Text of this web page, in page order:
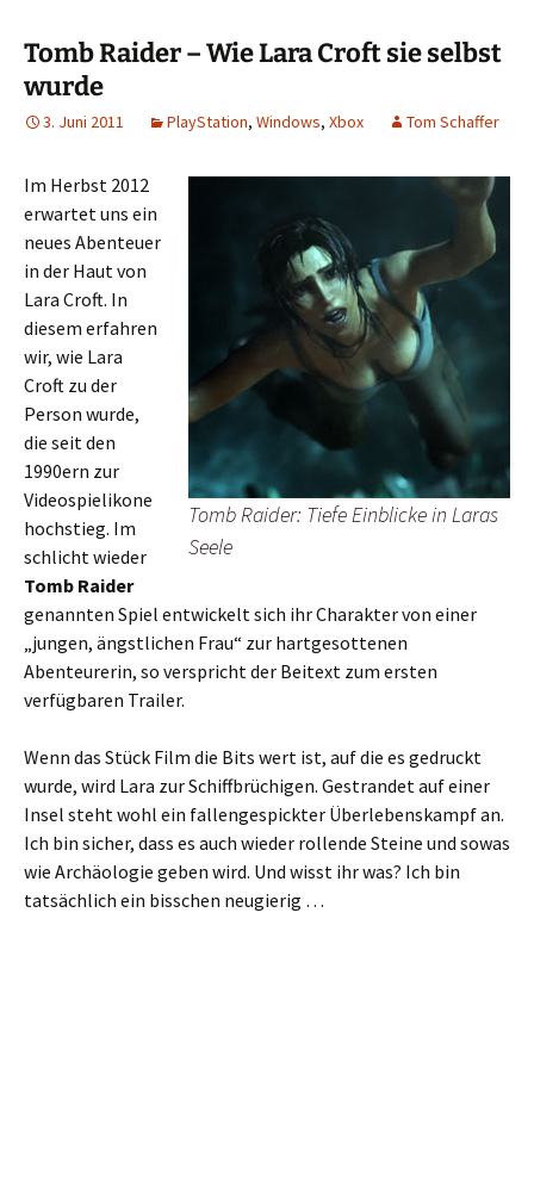
Tomb Raider – Wie Lara Croft sie selbst
wurde
3. Juni 2011 PlayStation, Windows, Xbox Tom Schaffer
Tomb Raider: Tiefe Einblicke in Laras
Seele
Im Herbst 2012
erwartet uns ein
neues Abenteuer
in der Haut von
Lara Croft. In
diesem erfahren
wir, wie Lara
Croft zu der
Person wurde,
die seit den
1990ern zur
Videospielikone
hochstieg. Im
schlicht wieder
Tomb Raider
genannten Spiel entwickelt sich ihr Charakter von einer
„jungen, ängstlichen Frau“ zur hartgesottenen
Abenteurerin, so verspricht der Beitext zum ersten
verfügbaren Trailer.
Wenn das Stück Film die Bits wert ist, auf die es gedruckt
wurde, wird Lara zur Schiffbrüchigen. Gestrandet auf einer
Insel steht wohl ein fallengespickter Überlebenskampf an.
Ich bin sicher, dass es auch wieder rollende Steine und sowas
wie Archäologie geben wird. Und wisst ihr was? Ich bin
tatsächlich ein bisschen neugierig …